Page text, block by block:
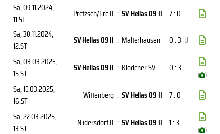
Sa, 09.11.2024,
11.ST
Pretzsch/Tre II : SV Hellas 09 II
7 : 0
Sa, 30.11.2024,
12.ST
SV Hellas 09 II : Malterhausen 0 : 3 U
Sa, 08.03.2025,
15.ST
SV Hellas 09 II : Klödener SV 0 : 3
( )
Sa, 15.03.2025,
16.ST
Wittenberg : SV Hellas 09 II
7 : 0
Sa, 22.03.2025,
13.ST
Nudersdorf II : SV Hellas 09 II 1 : 3
( )